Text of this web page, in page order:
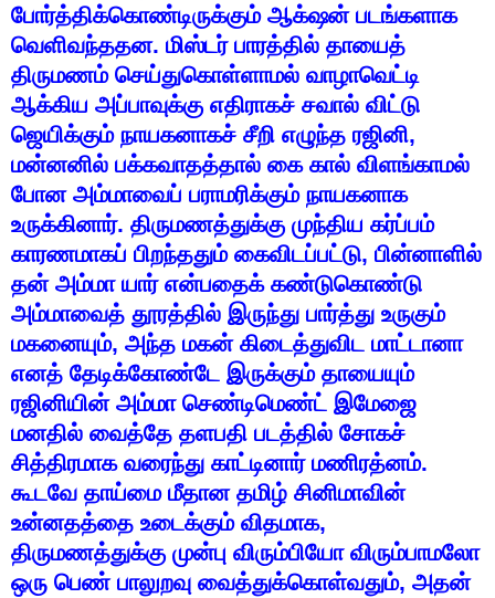
போர்த்திக்கொண்டிருக்கும் ஆக்ஷன் படங்களாக
வெளிவந்ததன. மிஸ்டர் பாரத்தில் தாயைத்
திருமணம் செய்துகொள்ளாமல் வாழாவெட்டி
ஆக்கிய அப்பாவுக்கு எதிராகச் சவால் விட்டு
ஜெயிக்கும் நாயகனாகச் சீறி எழுந்த ரஜினி,
மன்னனில் பக்கவாதத்தால் கை கால் விளங்காமல்
போன அம்மாவைப் பராமரிக்கும் நாயகனாக
உருக்கினார். திருமணத்துக்கு முந்திய கர்ப்பம்
காரணமாகப் பிறந்ததும் கைவிடப்பட்டு, பின்னாளில்
தன் அம்மா யார் என்பதைக் கண்டுகொண்டு
அம்மாவைத் தூரத்தில் இருந்து பார்த்து உருகும்
மகனையும், அந்த மகன் கிடைத்துவிட மாட்டானா
எனத் தேடிக்கோண்டே இருக்கும் தாயையும்
ரஜினியின் அம்மா செண்டிமெண்ட் இமேஜை
மனதில் வைத்தே தளபதி படத்தில் சோகச்
சித்திரமாக வரைந்து காட்டினார் மணிரத்னம்.
கூடவே தாய்மை மீதான தமிழ் சினிமாவின்
உன்னதத்தை உடைக்கும் விதமாக,
திருமணத்துக்கு முன்பு விரும்பியோ விரும்பாமலோ
ஒரு பெண் பாலுறவு வைத்துக்கொள்வதும், அதன்